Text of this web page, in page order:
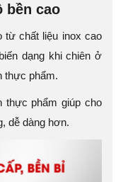
bền cao
chất liệu inox cao
dạng khi chiên ở
thực phẩm.
thực phẩm giúp cho
dễ dàng hơn.